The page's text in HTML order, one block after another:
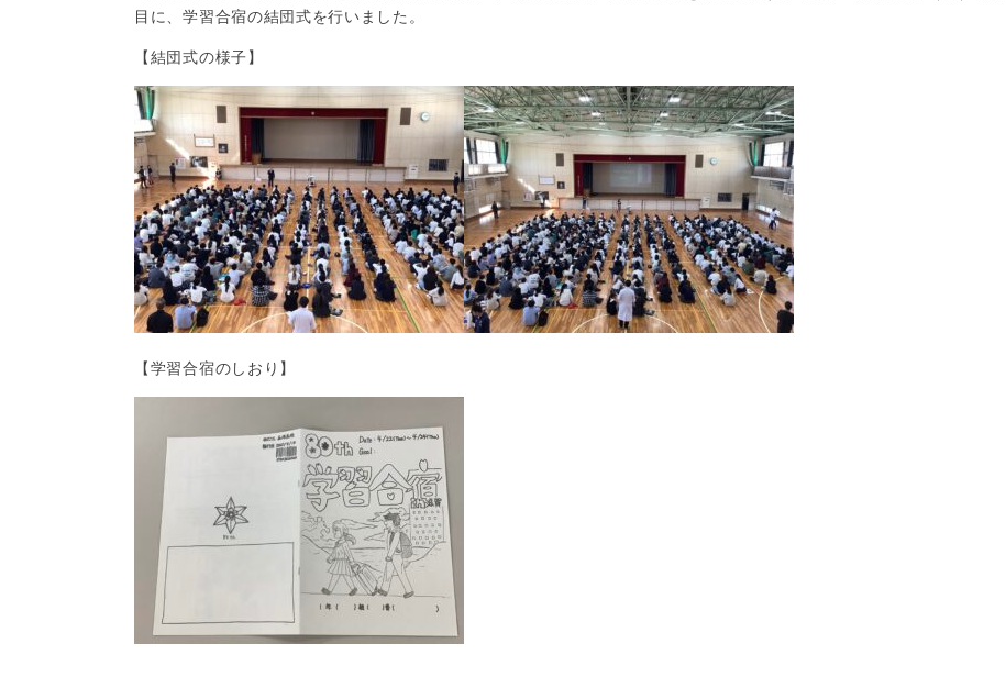
目に、学習合宿の結団式を行いました。
【結団式の様子】
【学習合宿のしおり】